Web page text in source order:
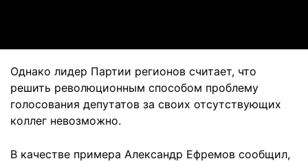
Однако лидер Партии регионов считает, что
решить революционным способом проблему
голосования депутатов за своих отсутствующих
коллег невозможно.
В качестве примера Александр Ефремов сообщил,